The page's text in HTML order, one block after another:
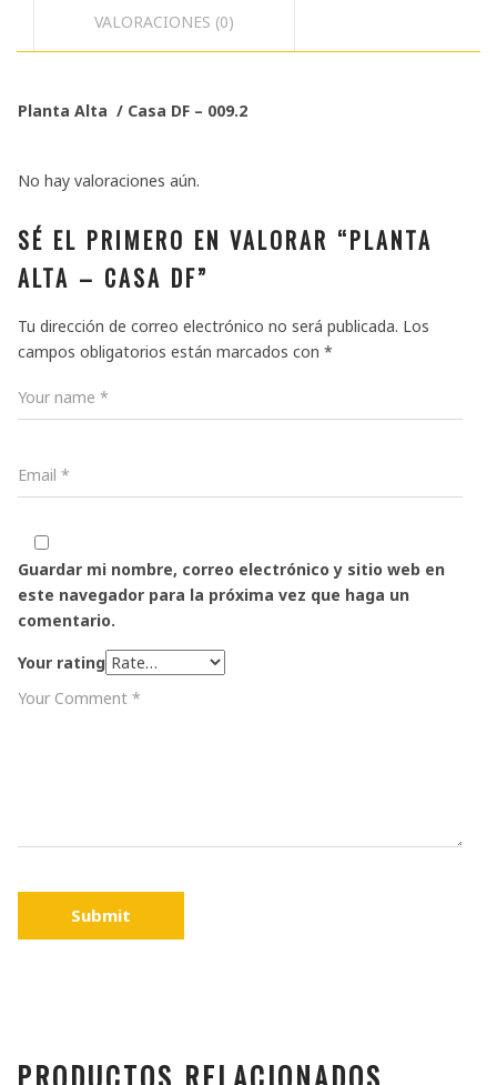
VALORACIONES (0)
Planta Alta / Casa DF – 009.2
No hay valoraciones aún.
SÉ EL PRIMERO EN VALORAR “PLANTA
ALTA – CASA DF”
Tu dirección de correo electrónico no será publicada. Los
campos obligatorios están marcados con *
Guardar mi nombre, correo electrónico y sitio web en
este navegador para la próxima vez que haga un
comentario.
Your rating
Submit
PRODUCTOS RELACIONADOS